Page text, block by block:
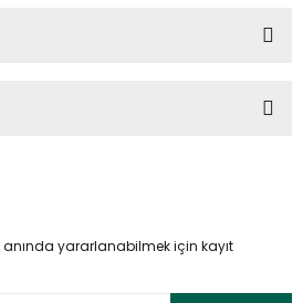
teşekkür ederiz.
yararlanabilmek için kayıt